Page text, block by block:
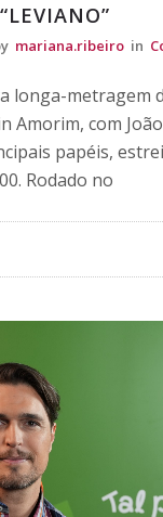
mariana.ribeiro in
longa-metragem
Amorim, com
papéis,
Rodado no